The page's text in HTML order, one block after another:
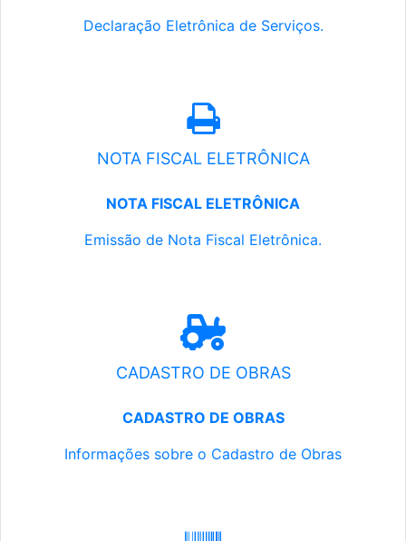
Declaração Eletrônica de Serviços.
NOTA FISCAL ELETRÔNICA
NOTA FISCAL ELETRÔNICA
Emissão de Nota Fiscal Eletrônica.
CADASTRO DE OBRAS
CADASTRO DE OBRAS
Informações sobre o Cadastro de Obras